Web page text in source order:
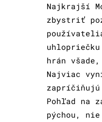
Najkrajší
zbystriť
hrán
Najviac
zapríčiňujú
Pohľad na
pýchou,